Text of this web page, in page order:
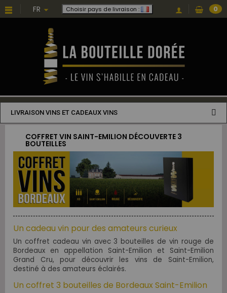
FR Choisir pays de livraison : 0
LIVRAISON VINS ET CADEAUX VINS
COFFRET VIN SAINT-EMILION DÉCOUVERTE 3
BOUTEILLES
Un cadeau vin pour des amateurs curieux
Un coffret cadeau vin avec 3 bouteilles de vin rouge de
Bordeaux en appellation Saint-Emilion et Saint-Emilion
Grand Cru, pour découvrir les vins de Saint-Emilion,
destiné à des amateurs éclairés.
Un coffret 3 bouteilles de Bordeaux Saint-Emilion